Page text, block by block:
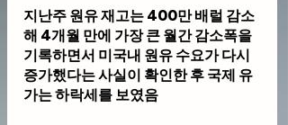
지난주 원유 재고는 400만 배럴 감소
해 4개월 만에 가장 큰 월간 감소폭을
기록하면서 미국내 원유 수요가 다시
증가했다는 사실이 확인한 후 국제 유
가는 하락세를 보였음